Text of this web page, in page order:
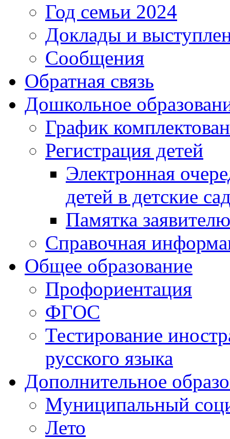
Год семьи 2024
Доклады и
Сообщения
Обратная связь
Дошкольное
График
Регистрация детей
Электронная
детей в детские
Памятка заявителю
Справочная
Общее образование
Профориентация
ФГОС
Тестирование
русского языка
Дополнительное
Муниципальный
Лето